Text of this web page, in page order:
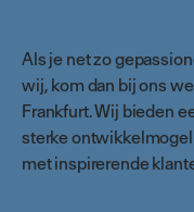
Als je net zo
wij, kom dan bij ons
Frankfurt. Wij bieden
sterke
met inspirerende